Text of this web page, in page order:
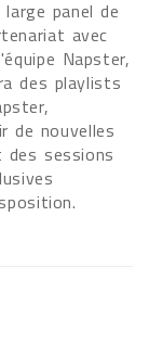
panel de
avec
Napster,
des playlists
de nouvelles
des sessions